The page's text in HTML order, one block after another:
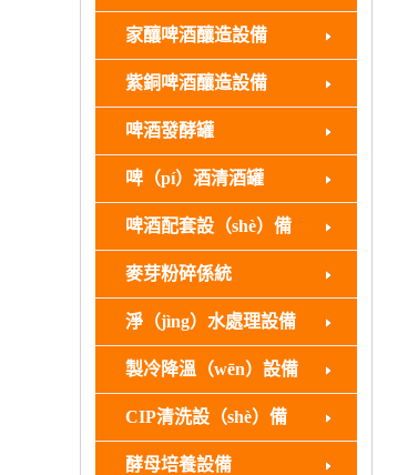
家釀啤酒釀造設備
紫銅啤酒釀造設備
啤酒發酵罐
啤（pí）酒清酒罐
啤酒配套設（shè）備
麥芽粉碎係統
淨（jìng）水處理設備
製冷降溫（wēn）設備
CIP清洗設（shè）備
酵母培養設備